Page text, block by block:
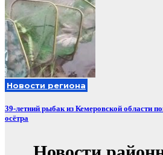
Новости региона
39-летний рыбак из Кемеровской области
осётра